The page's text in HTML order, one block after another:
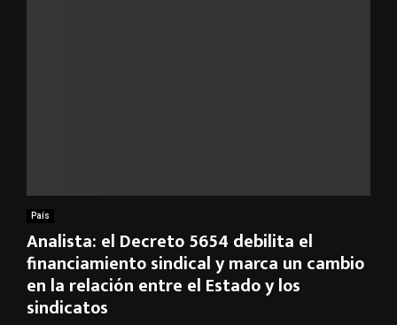
País
Analista: el Decreto 5654 debilita el
financiamiento sindical y marca un cambio
en la relación entre el Estado y los
sindicatos